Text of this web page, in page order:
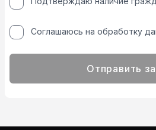
Соглашаюсь на обработку
Отправить